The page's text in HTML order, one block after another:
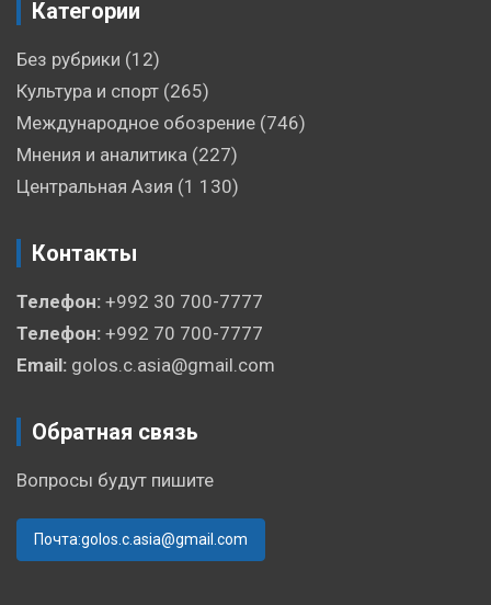
Категории
Без рубрики (12)
Культура и спорт (265)
Международное обозрение (746)
Мнения и аналитика (227)
Центральная Азия (1 130)
Контакты
Телефон: +992 30 700-7777
Телефон: +992 70 700-7777
Email: golos.c.asia@gmail.com
Обратная связь
Вопросы будут пишите
Почта:golos.c.asia@gmail.com